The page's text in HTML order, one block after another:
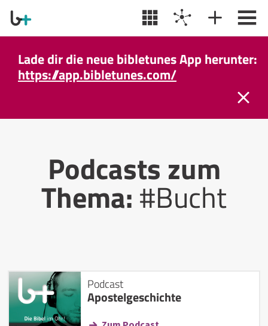
Lade dir die neue bibletunes App herunter:
https://app.bibletunes.com/
Podcasts zum
Thema:#Bucht
Podcast
Apostelgeschichte